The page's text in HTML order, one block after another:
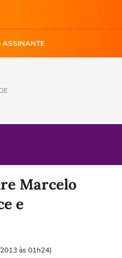
ASSINANTE
Marcelo
e
às 01h24)